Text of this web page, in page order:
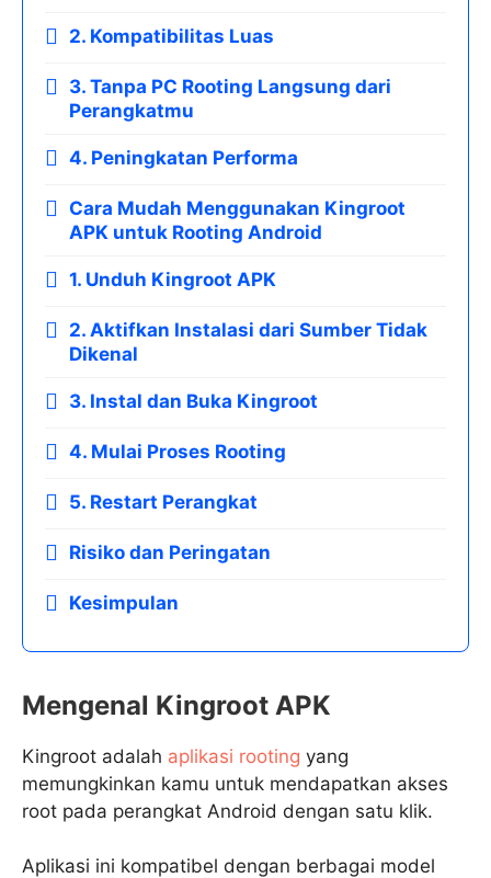
2. Kompatibilitas Luas
3. Tanpa PC Rooting Langsung dari
Perangkatmu
4. Peningkatan Performa
Cara Mudah Menggunakan Kingroot
APK untuk Rooting Android
1. Unduh Kingroot APK
2. Aktifkan Instalasi dari Sumber Tidak
Dikenal
3. Instal dan Buka Kingroot
4. Mulai Proses Rooting
5. Restart Perangkat
Risiko dan Peringatan
Kesimpulan
Mengenal Kingroot APK
Kingroot adalah aplikasi rooting yang
memungkinkan kamu untuk mendapatkan akses
root pada perangkat Android dengan satu klik.
Aplikasi ini kompatibel dengan berbagai model